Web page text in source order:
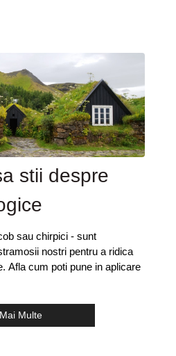
stii despre
sau chirpici - sunt
nostri pentru a ridica
Afla cum poti pune in aplicare
Mai Multe